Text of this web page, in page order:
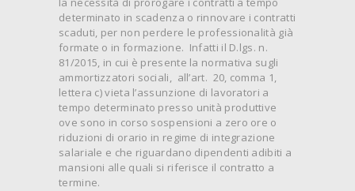
determinato in scadenza o rinnovare i contratti
scaduti, per non perdere le professionalità già
formate o in formazione. Infatti il D.lgs. n.
81/2015, in cui è presente la normativa sugli
ammortizzatori sociali, all’art. 20, comma 1,
lettera c) vieta l’assunzione di lavoratori a
tempo determinato presso unità produttive
ove sono in corso sospensioni a zero ore o
riduzioni di orario in regime di integrazione
salariale e che riguardano dipendenti adibiti a
mansioni alle quali si riferisce il contratto a
termine.